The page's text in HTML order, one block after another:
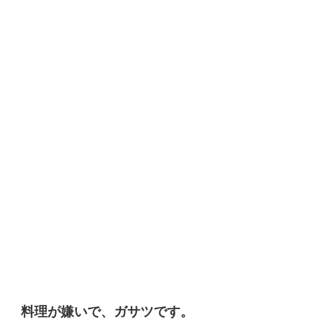
料理が嫌いで、ガサツです。